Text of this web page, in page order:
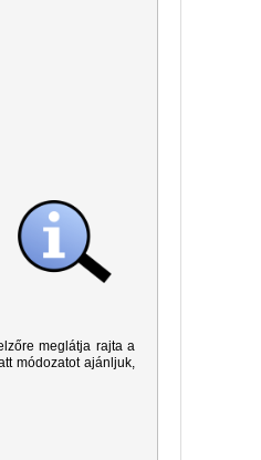
meglátja rajta a
módozatot ajánljuk,